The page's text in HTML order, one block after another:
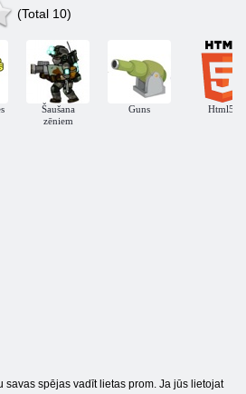
(Total 10)
Šaušana
zēniem
Guns Html5
savas spējas vadīt lietas prom. Ja jūs lietojat